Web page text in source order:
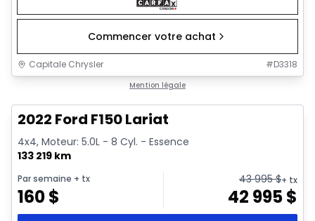
Commencer votre achat
Capitale Chrysler #D3318
Mention légale
2022 Ford F150 Lariat
4x4, Moteur: 5.0L - 8 Cyl. - Essence
133 219 km
Par semaine + tx
160$
43 995$+ tx
42 995$